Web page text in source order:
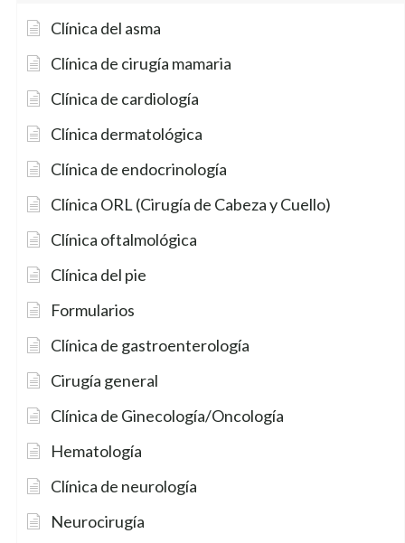
Clínica del asma
Clínica de cirugía mamaria
Clínica de cardiología
Clínica dermatológica
Clínica de endocrinología
Clínica ORL (Cirugía de Cabeza y Cuello)
Clínica oftalmológica
Clínica del pie
Formularios
Clínica de gastroenterología
Cirugía general
Clínica de Ginecología/Oncología
Hematología
Clínica de neurología
Neurocirugía